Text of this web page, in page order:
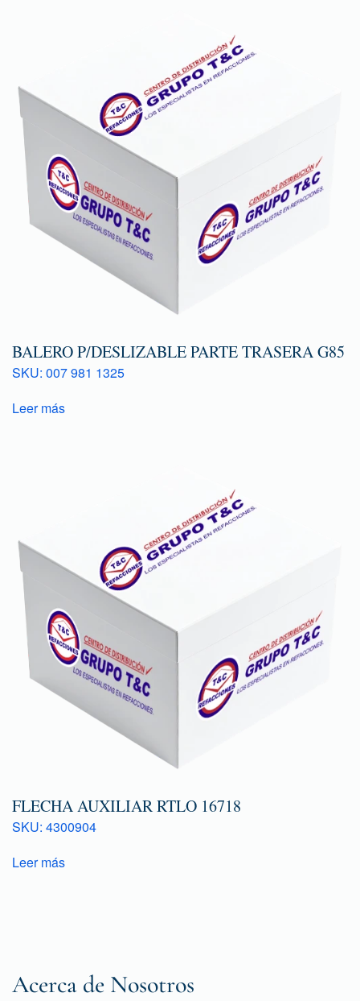
BALERO P/DESLIZABLE PARTE TRASERA G85
SKU: 007 981 1325
Leer más
FLECHA AUXILIAR RTLO 16718
SKU: 4300904
Leer más
Acerca de Nosotros